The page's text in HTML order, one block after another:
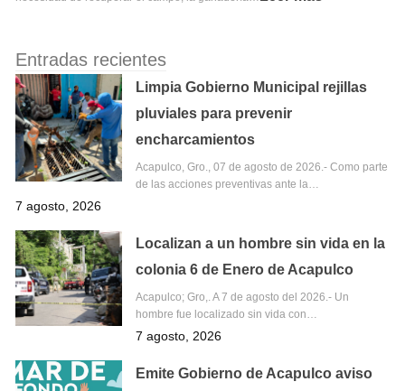
Entradas recientes
Limpia Gobierno Municipal rejillas
pluviales para prevenir
encharcamientos
Acapulco, Gro., 07 de agosto de 2026.- Como parte
de las acciones preventivas ante la…
7 agosto, 2026
Localizan a un hombre sin vida en la
colonia 6 de Enero de Acapulco
Acapulco; Gro,. A 7 de agosto del 2026.- Un
hombre fue localizado sin vida con…
7 agosto, 2026
Emite Gobierno de Acapulco aviso